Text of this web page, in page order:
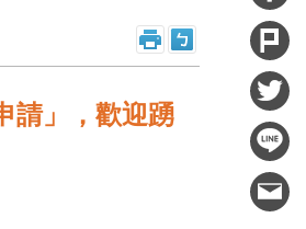
請」，歡迎踴